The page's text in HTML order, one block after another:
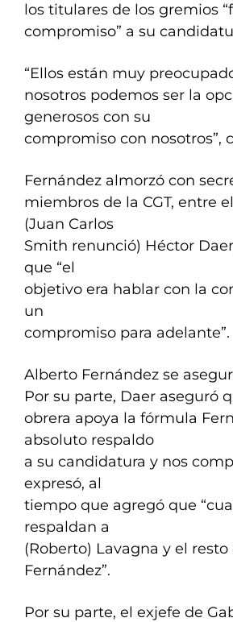
los titulares de los gremios
compromiso” a su
“Ellos están muy
nosotros podemos ser la
generosos con su
compromiso con nosotros”,
Fernández almorzó con
miembros de la CGT, entre
(Juan Carlos
Smith renunció) Héctor
que “el
objetivo era hablar con la
un
compromiso para adelante”.
Alberto Fernández se
Por su parte, Daer aseguró
obrera apoya la fórmula
absoluto respaldo
a su candidatura y nos
expresó, al
tiempo que agregó que
respaldan a
(Roberto) Lavagna y el
Fernández”.
Por su parte, el exjefe de